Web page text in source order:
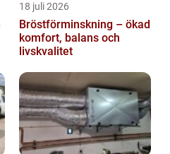
18 juli 2026
Bröstförminskning – ökad
komfort, balans och
livskvalitet